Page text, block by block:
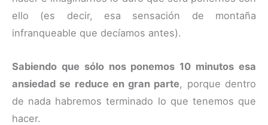
ello (es decir, esa sensación de montaña
infranqueable que decíamos antes).
Sabiendo que sólo nos ponemos 10 minutos esa
ansiedad se reduce en gran parte, porque dentro
de nada habremos terminado lo que tenemos que
hacer.